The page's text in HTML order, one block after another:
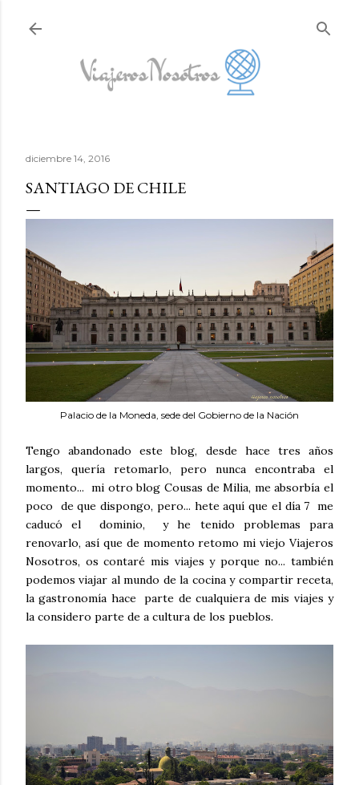
diciembre 14, 2016
SANTIAGO DE CHILE
Palacio de la Moneda, sede del Gobierno de la Nación
Tengo abandonado este blog, desde hace tres años
largos, quería retomarlo, pero nunca encontraba el
momento... mi otro blog Cousas de Milia, me absorbía el
poco de que dispongo, pero... hete aquí que el día 7 me
caducó el dominio, y he tenido problemas para
renovarlo, así que de momento retomo mi viejo Viajeros
Nosotros, os contaré mis viajes y porque no... también
podemos viajar al mundo de la cocina y compartir receta,
la gastronomía hace parte de cualquiera de mis viajes y
la considero parte de a cultura de los pueblos.